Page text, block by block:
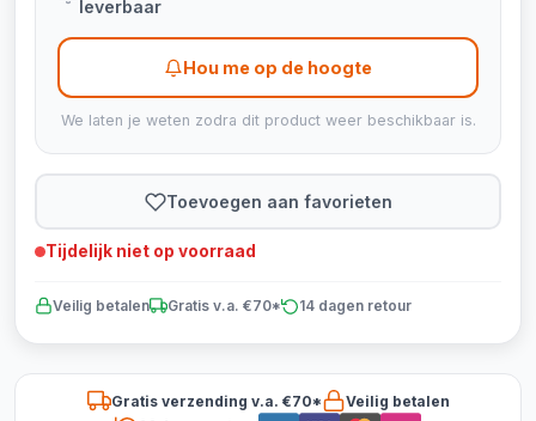
leverbaar
Hou me op de hoogte
We laten je weten zodra dit product weer beschikbaar is.
Toevoegen aan favorieten
Tijdelijk niet op voorraad
Veilig betalen Gratis v.a. €70* 14 dagen retour
Gratis verzending v.a. €70*
Veilig betalen